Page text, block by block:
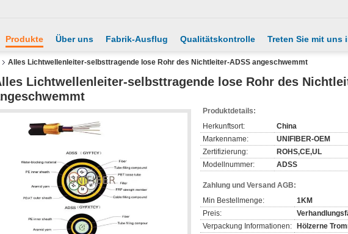
Produkte Über uns Fabrik-Ausflug Qualitätskontrolle Treten Sie mit uns
Alles Lichtwellenleiter-selbsttragende lose Rohr des Nichtleiter-ADSS angeschwemmt
Lichtwellenleiter-selbsttragende lose Rohr des
Produktdetails:
Herkunftsort:
China
Markenname:
UNIFIBER-OEM
Zertifizierung:
ROHS,CE,UL
Modellnummer:
ADSS
Zahlung und Versand AGB:
Min Bestellmenge:
1KM
Preis:
Verpackung Informationen:
Hölzerne